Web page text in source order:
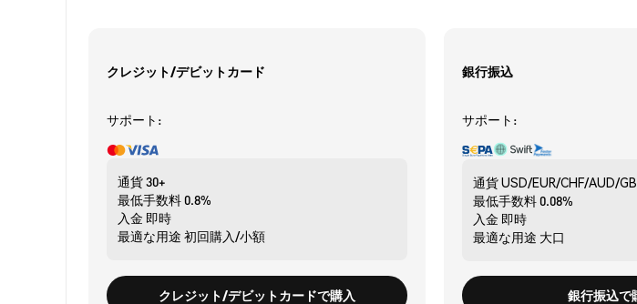
クレジット/デビットカード
サポート:
通貨30+
最低手数料0.8%
入金 即時
最適な用途 初回購入/小額
クレジット/デビットカードで購入
銀行振込
サポート:
通貨USD/EUR/CHF/AUD/
最低手数料0.08%
入金 即時
最適な用途 大口
銀行振込で